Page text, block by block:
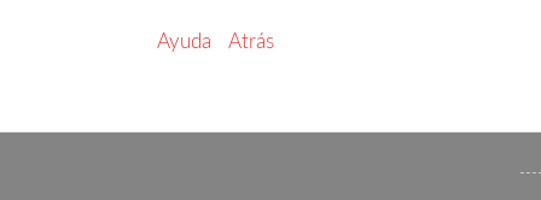
Ayuda Atrás